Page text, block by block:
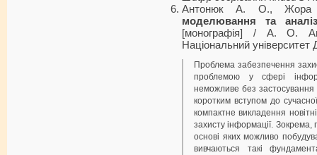
Антонюк А. О.,
моделювання та
[моно­графія] / А. О.
Національний
Проблема забезпечення
пробле­мою у сфері
неможливе без
коротким вступом до
компактне викладення
захисту інформації. Зокрема,
основі яких можливо
вивчаються такі